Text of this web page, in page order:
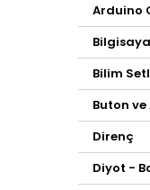
Arduino
Bilim
Buton
Direnç
Diyot -